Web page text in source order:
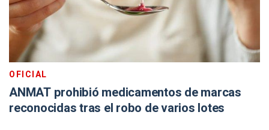
OFICIAL
ANMAT prohibió medicamentos de marcas
reconocidas tras el robo de varios lotes